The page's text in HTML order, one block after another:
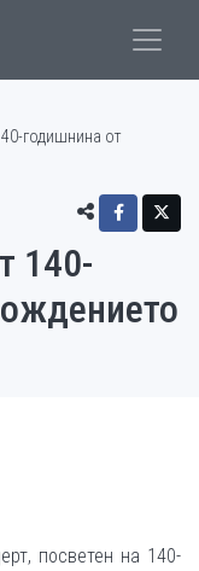
годишнина от
140-
посветен на 140-